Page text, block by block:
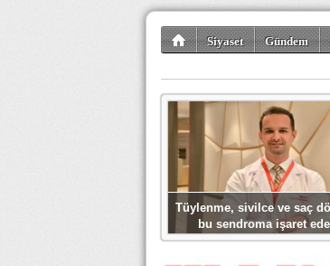
Siyaset Gündem
Tüylenme, sivilce ve saç
bu sendroma işaret